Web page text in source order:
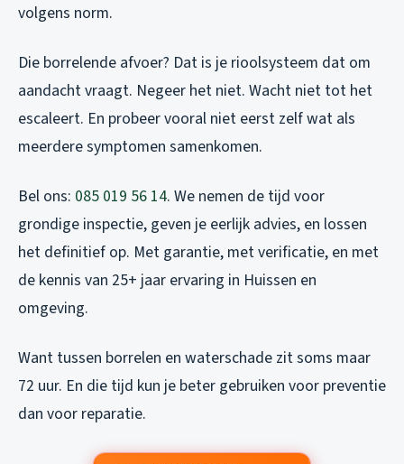
volgens norm.
Die borrelende afvoer? Dat is je rioolsysteem dat om
aandacht vraagt. Negeer het niet. Wacht niet tot het
escaleert. En probeer vooral niet eerst zelf wat als
meerdere symptomen samenkomen.
Bel ons: 085 019 56 14. We nemen de tijd voor
grondige inspectie, geven je eerlijk advies, en lossen
het definitief op. Met garantie, met verificatie, en met
de kennis van 25+ jaar ervaring in Huissen en
omgeving.
Want tussen borrelen en waterschade zit soms maar
72 uur. En die tijd kun je beter gebruiken voor preventie
dan voor reparatie.